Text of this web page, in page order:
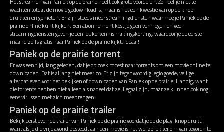
wachten totdat de movie gedownload is, maar is het een kwestie van op de knop
drukken en genieten. Er zijn steeds meer streamingdiensten waarmee je Paniek op de
prairie online kunt kijken. Een abonnement kost je geen vermogen en veel
streamingdiensten geven je een leuke kennismakingskorting, waardoor je de eerste
maand zelfs gratis naar Paniek op de prairie kijkt. Ideaal!
Paniek op de prairie torrent
Er was een tijd, lang geleden, dat je op zoek moest naar torrents om een movie online te
downloaden. Dat is al lang niet meer zo. Er zijn tegenwoordig legio goede, veilige
alternatieven voor het bekijken of downloaden van Paniek op de prairie. Handig, want
die torrents hebben niet alleen als nadeel dat ze illegaal zijn, maar ze kunnen ook nog
eens virussen met zich meebrengen.
Paniek op de prairie trailer
Bekijk eerst even de trailer van Paniek op de prairie voordat je op de play-knop drukt,
want als je die vrije avond besteedt aan een movie is het wel zo lekker om van tevoren te